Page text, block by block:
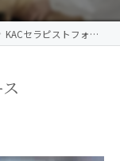
KACセラピストフォローコース